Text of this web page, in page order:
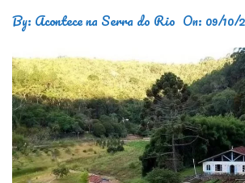
By: Acontece na Serra do Rio On: 09/10/